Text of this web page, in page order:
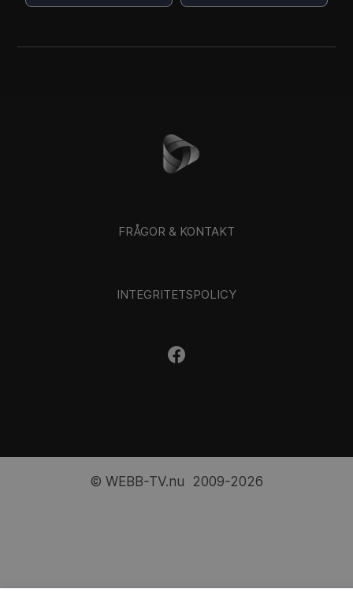
FRÅGOR & KONTAKT
INTEGRITETSPOLICY
© WEBB-TV.nu 2009-2026